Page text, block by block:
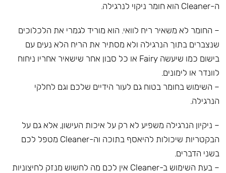
ה-Cleaner הוא חומר ניקוי לנרגילה.
– החומר לא משאיר ריח לוואי. הוא מוריד לגמרי את הלכלוכים
שנצברים בתוך הנרגילה ולא מסתיר את הריח הלא נעים עם
בישום כמו שיעשה Fairy או כל סבון אחר שישאיר אחריו ניחוח
לוונדר או לימונים.
– השימוש בחומר בטוח גם לעור הידיים שלכם וגם לחלקי
הנרגילה.
– ניקיון הנרגילה משפיע לא רק על איכות העישון, אלא גם על
הבקטריות שיכולות להיאסף בתוכה וה-Cleaner מטפל לכם
בשני הדברים.
– בעת השימוש ב-Cleaner אין לכם מה לחשוש מנזק לחיצוניות